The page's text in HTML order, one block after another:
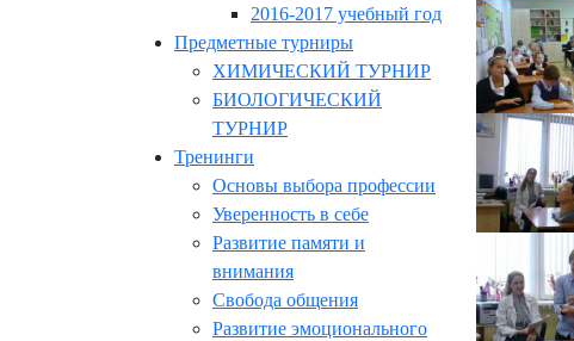
2016-2017 учебный год
Предметные турниры
ХИМИЧЕСКИЙ ТУРНИР
БИОЛОГИЧЕСКИЙ
ТУРНИР
Тренинги
Основы выбора профессии
Уверенность в себе
Развитие памяти и
внимания
Свобода общения
Развитие эмоционального